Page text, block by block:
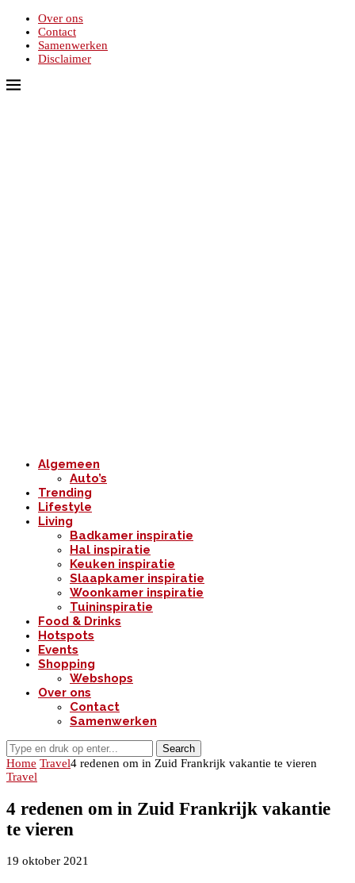
Over ons
Contact
Samenwerken
Disclaimer
Algemeen
Auto’s
Trending
Lifestyle
Living
Badkamer inspiratie
Hal inspiratie
Keuken inspiratie
Slaapkamer inspiratie
Woonkamer inspiratie
Tuininspiratie
Food & Drinks
Hotspots
Events
Shopping
Webshops
Over ons
Contact
Samenwerken
Search
Home Travel4 redenen om in Zuid Frankrijk vakantie te vieren
Travel
4 redenen om in Zuid Frankrijk vakantie
te vieren
19 oktober 2021